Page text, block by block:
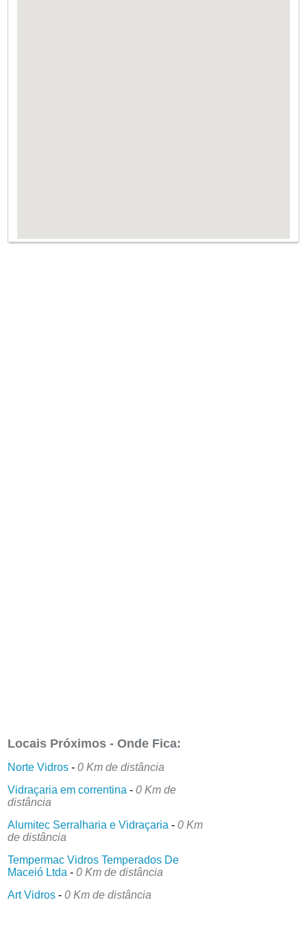
Locais Próximos - Onde Fica:
Norte Vidros -0 Km de distância
Vidraçaria em correntina -0 Km de
distância
Alumitec Serralharia e Vidraçaria -0 Km
de distância
Tempermac Vidros Temperados De
Maceió Ltda -0 Km de distância
Art Vidros -0 Km de distância